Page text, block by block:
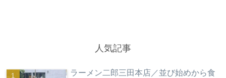
人気記事
ラーメン二郎三田本店／並び始めから食